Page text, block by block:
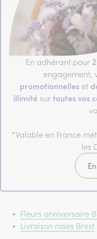
En adhérant pour
engagement,
promotionnelles et
illimité surtoutes vos
*Valable en France
les
Fleurs anniversaire
Livraison roses Brest